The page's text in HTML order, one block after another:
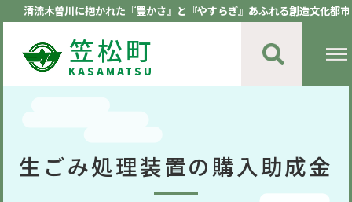
清流木曽川に抱かれた『豊かさ』と『やすらぎ』あふれる創造文化都市
笠松町
KASAMATSU
生ごみ処理装置の購入助成金